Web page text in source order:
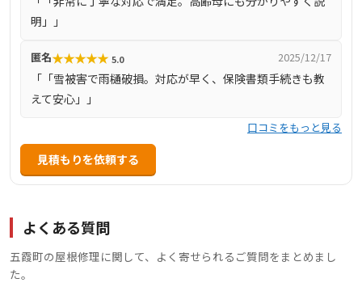
数公開中。口コミでも「非常に丁寧」「対応が迅速」「雪
害・雨樋修理に安心」など、高評価を得ています。屋根の
明」」
匿名★★★★★ 5.0 2025/12/17
「「雪被害で雨樋破損。対応が早く、保険書類手続きも教
えて安心」」
口コミをもっと見る
見積もりを依頼する
よくある質問
五霞町の屋根修理に関して、よく寄せられるご質問をまとめまし
た。